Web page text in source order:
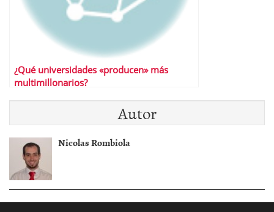
¿Qué universidades «producen» más
multimillonarios?
Autor
Nicolas Rombiola